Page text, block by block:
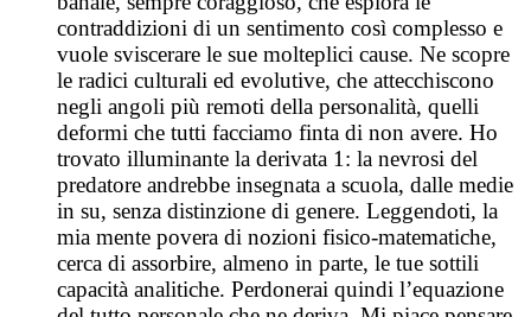
contraddizioni di un sentimento così complesso e
vuole sviscerare le sue molteplici cause. Ne scopre
le radici culturali ed evolutive, che attecchiscono
negli angoli più remoti della personalità, quelli
deformi che tutti facciamo finta di non avere. Ho
trovato illuminante la derivata 1: la nevrosi del
predatore andrebbe insegnata a scuola, dalle medie
in su, senza distinzione di genere. Leggendoti, la
mia mente povera di nozioni fisico-matematiche,
cerca di assorbire, almeno in parte, le tue sottili
capacità analitiche. Perdonerai quindi l’equazione